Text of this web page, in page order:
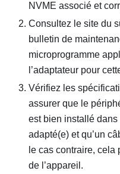
NVME associé et
Consultez le site du
bulletin de
microprogramme
l’adaptateur pour
Vérifiez les
assurer que le
est bien installé dans
adapté(e) et qu’un
le cas contraire,
de l’appareil.